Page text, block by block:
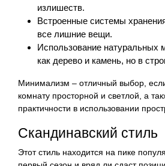
излишеств.
Встроенные системы
все лишние вещи.
Использование натуральных
как дерево и камень, но в
Минимализм – отличный выбор,
комнату просторной и светлой, а
практичности в использовании
Скандинавский стиль
Этот стиль находится на пике